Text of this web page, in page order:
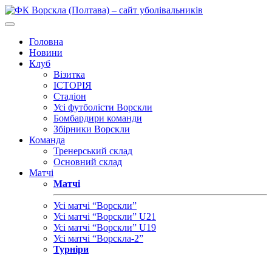
Головна
Новини
Клуб
Візитка
ІСТОРІЯ
Стадіон
Усі футболісти Ворскли
Бомбардири команди
Збірники Ворскли
Команда
Тренерський склад
Основний склад
Матчі
Матчі
Усі матчі “Ворскли”
Усі матчі “Ворскли” U21
Усі матчі “Ворскли” U19
Усі матчі “Ворскла-2”
Турніри